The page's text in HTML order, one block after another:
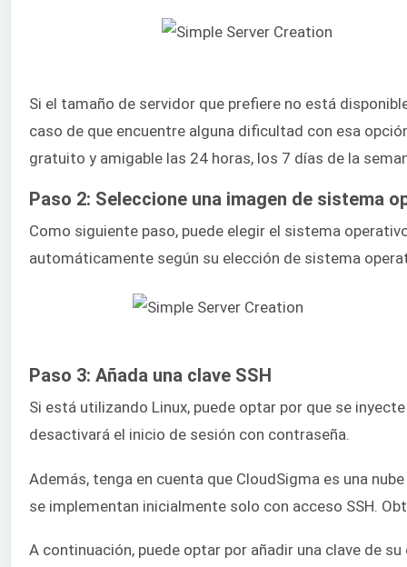
Si el tamaño de servidor que prefiere no está
caso de que encuentre alguna dificultad con esa
gratuito y amigable las 24 horas, los 7 días de la
Paso 2: Seleccione una imagen de sistema
Como siguiente paso, puede elegir el sistema
automáticamente según su elección de sistema
Paso 3: Añada una clave SSH
Si está utilizando Linux, puede optar por que se
desactivará el inicio de sesión con contraseña.
Además, tenga en cuenta que CloudSigma es una
se implementan inicialmente solo con acceso SSH.
A continuación, puede optar por añadir una clave de